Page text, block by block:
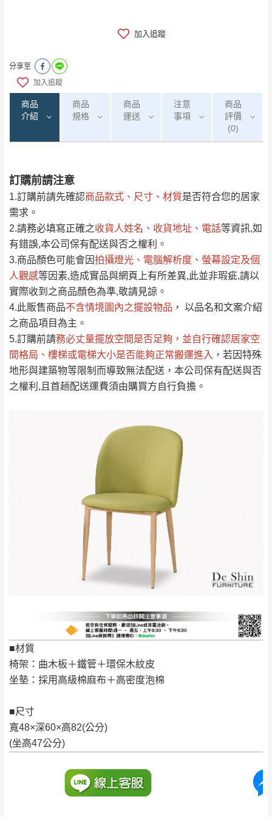
加入追蹤
分享至
加入追蹤
商品
介紹
商品
規格
商品
運送
注意
事項
商品
評價
(0)
訂購前請注意
1.訂購前請先確認商品款式、尺寸、材質是否符合您的居家
需求。
2.請務必填寫正確之收貨人姓名、收貨地址、電話等資訊,如
有錯誤,本公司保有配送與否之權利。
3.商品顏色可能會因拍攝燈光、電腦解析度、螢幕設定及個
人觀感等因素,造成實品與網頁上有所差異,此並非瑕疵,請以
實際收到之商品顏色為準,敬請見諒。
4.此販售商品不含情境圖內之擺設物品 ， 以品名和文案介紹
之商品項目為主。
5.訂購前請務必丈量擺放空間是否足夠 ，並自行確認居家空
間格局、 樓梯或電梯大小是否能夠正常搬運進入 ，若因特殊
地形與建築物等限制而導致無法配送，本公司保有配送與否
之權利,且首趟配送運費須由購買方自行負擔。
■材質
椅架：曲木板＋鐵管＋環保木紋皮
坐墊：採用高級棉麻布＋高密度泡棉
■尺寸
寬48×深60×高82(公分)
(坐高47公分)
運 費 說 明
運送地區 運送費用
偏遠地區
（請先線上詢問 LINE
→@dershin ）
桃園
費
＊A108產品另收運費
復興鄉
新竹
峨眉鄉、五峰鄉、
橫山、北埔鄉、尖
石鄉、寶山鄉山
區、新埔山區、芎
區、北投湖山路、
深坑山區
基隆
運費
$ 9,000以下：
＊A108產品另收運費
基隆山區
$ 9,000以上：免
NT$500元
＊A108產品另收運費
配送天數：5~14天
到貨時間：指定送貨日當天以電話聯絡確認
注意事項：
由於品項繁多，網頁無法及時更新，如有需
Line客服」來信確認商品是否有「現貨」與
「金額」。
若商品價格或庫存有異常，商家有權取消訂
單。部分網路商品恕無法更改原設計或客製，敬請
見諒！
接單後二日內(不含例假日)，我們客服會與您
電話聯絡或E-Mail通知確認訂單。
（線上客服 LINE → @dershin）
下單前先詢問是否現貨，若未詢問下單後無
運送範圍：限定北至基隆，南至苗栗，偏遠
地區恕無法提供運送 (詳見運送規章)。
苗栗至基隆；其它地區暫不開放，如因特殊
地型限制(山區、鄉、鎮、村)、樓梯太小、無
法搬運上樓等因素，導致無法配送，
保有出貨的權利。
保護物流人員的工作安全，賣家無提供吊掛
服務，若需以吊車或其他的吊掛方式吊運，
因大型傢俱有組裝、配送的問題，並非一般
快速到貨商品，無法指定特定時間送達，司
天在家等貨，以節省您的寶貴時間。
由於百貨公司配送較為不易，故暫無法配送
發票寄送：
若您選擇三聯式或索取兩聯式發票，發票將於商品
工作天內送達，如遇國定假日將順延寄送。
0/5 (0)筆
全部 依評論高至低排列
依評論低至高排列 只顯示附上圖片
只顯示附上評論